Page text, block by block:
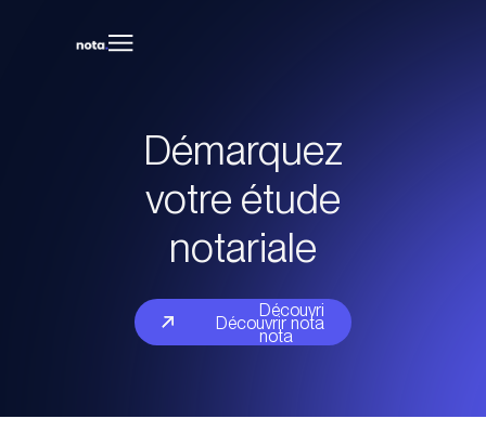
Démarquez
votre étude
notariale
Découvrir
nota
Découvrir nota